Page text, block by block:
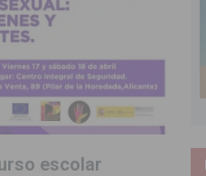
escolar